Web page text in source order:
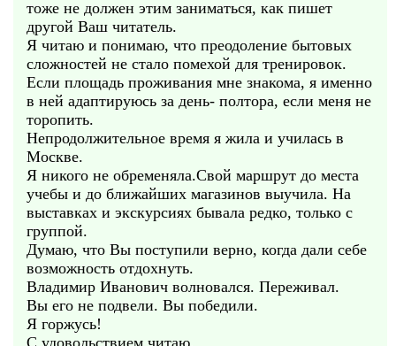
тоже не должен этим заниматься, как пишет
другой Ваш читатель.
Я читаю и понимаю, что преодоление бытовых
сложностей не стало помехой для тренировок.
Если площадь проживания мне знакома, я именно
в ней адаптируюсь за день- полтора, если меня не
торопить.
Непродолжительное время я жила и училась в
Москве.
Я никого не обременяла.Свой маршрут до места
учебы и до ближайших магазинов выучила. На
выставках и экскурсиях бывала редко, только с
группой.
Думаю, что Вы поступили верно, когда дали себе
возможность отдохнуть.
Владимир Иванович волновался. Переживал.
Вы его не подвели. Вы победили.
Я горжусь!
С удовольствием читаю.